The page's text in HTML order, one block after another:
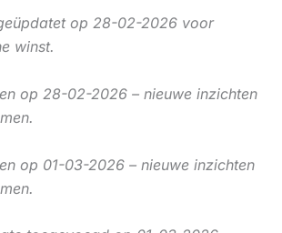
op 28-02-2026 voor
winst.
op 28-02-2026 – nieuwe inzichten
op 01-03-2026 – nieuwe inzichten